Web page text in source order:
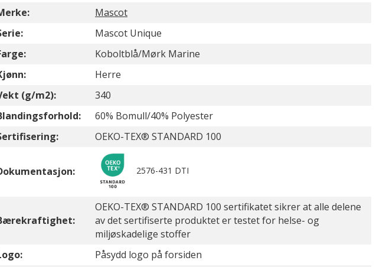
Mascot
Mascot Unique
Koboltblå/Mørk Marine
Herre
(g/m2):
340
60% Bomull/40% Polyester
OEKO-TEX® STANDARD 100
2576-431 DTI
OEKO-TEX® STANDARD 100 sertifikatet sikrer at alle delene
av det sertifiserte produktet er testet for helse- og
miljøskadelige stoffer
Påsydd logo på forsiden